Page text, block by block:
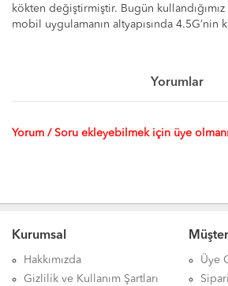
kökten değiştirmiştir. Bugün
mobil uygulamanın altyapısında 4.5G’nin
Yorumlar
Yorum / Soru ekleyebilmek için üye
Kurumsal
Hakkımızda
Gizlilik ve Kullanım Şartları
Üye